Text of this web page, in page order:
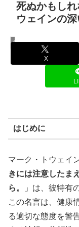
死ぬかもし
ウェインの
名言・格言
X
はじめに
マーク・トウェイ
きには注意したま
ら。
」は、彼特有
この名言は、健康
る適切な態度を警